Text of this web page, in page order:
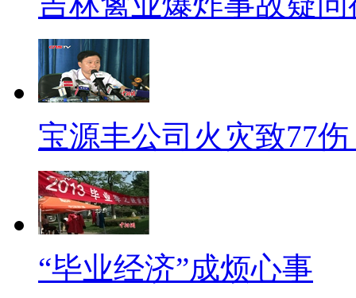
红会，办公人员就是红会的工
会的，它就是红会的一个内设
【同期】红会社会监督委员
目前红十字会为社监委秘书
领导下负责日常工作，办公场
的部门和人员负责和社监委的
红会的日常沟通和工作衔接，
标题：王永和红会涉利益交
宝源丰公司火灾致77
“毕业经济”成烦心事